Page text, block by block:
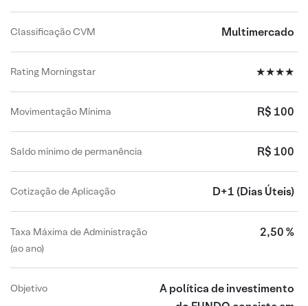
Classificação CVM Multimercado
Rating Morningstar ★★★★
Movimentação Mínima R$ 100
Saldo mínimo de permanência R$ 100
Cotização de Aplicação D+1 (Dias Úteis)
Taxa Máxima de Administração
(ao ano)
2,50 %
Objetivo
A política de investimento